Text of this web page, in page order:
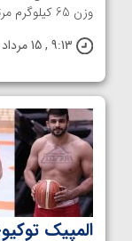
وزن 65 کیلوگرم مرتضی قیاسی در دور نخست با نتیجه ...
9:13 , 15 مرداد 00